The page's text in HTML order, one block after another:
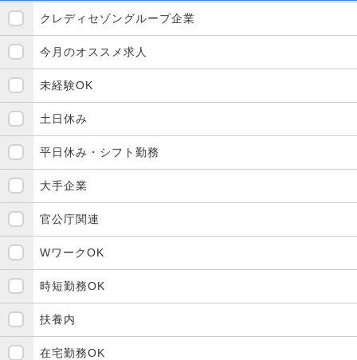
クレディセゾングループ企業
今月のオススメ求人
未経験OK
土日休み
平日休み・シフト勤務
大手企業
官公庁関連
WワークOK
時短勤務OK
扶養内
在宅勤務OK